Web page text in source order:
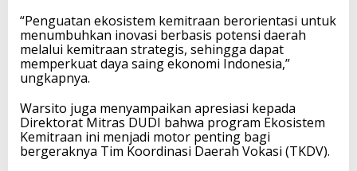
“Penguatan ekosistem kemitraan berorientasi untuk
menumbuhkan inovasi berbasis potensi daerah
melalui kemitraan strategis, sehingga dapat
memperkuat daya saing ekonomi Indonesia,”
ungkapnya.
Warsito juga menyampaikan apresiasi kepada
Direktorat Mitras DUDI bahwa program Ekosistem
Kemitraan ini menjadi motor penting bagi
bergeraknya Tim Koordinasi Daerah Vokasi (TKDV).